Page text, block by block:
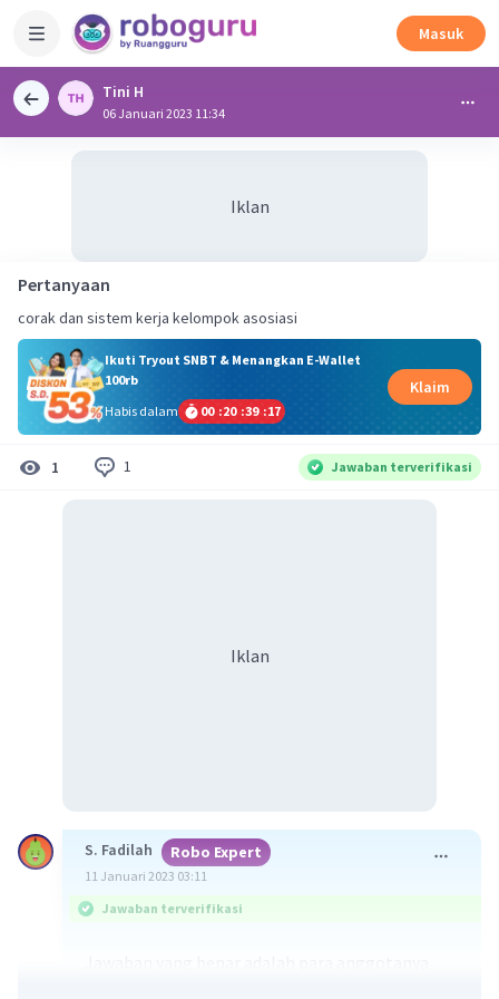
Masuk
Tini H
06 Januari 2023 11:34
Iklan
Pertanyaan
corak dan sistem kerja kelompok asosiasi
Ikuti Tryout SNBT & Menangkan E-Wallet
100rb
Habis dalam
00 :20 :39 :17
Klaim
1 1 Jawaban terverifikasi
Iklan
S. Fadilah Robo Expert
11 Januari 2023 03:11
Jawaban terverifikasi